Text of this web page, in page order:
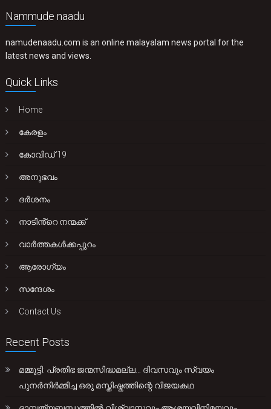
Nammude naadu
namudenaadu.com is an online malayalam news portal for the
latest news and views.
Quick Links
Home
കേരളം
കോവിഡ് 19
അനുഭവം
ദർശനം
നാടിൻ്റെ നന്മക്ക്
വാർത്തകൾക്കപ്പുറം
ആരോഗ്യം
സന്ദേശം
Contact Us
Recent Posts
മമ്മൂട്ടി: പ്രതിഭ ജന്മസിദ്ധമല്ല… ദിവസവും സ്വയം
പുനർനിർമ്മിച്ച ഒരു മസ്തിഷ്കത്തിന്റെ വിജയകഥ